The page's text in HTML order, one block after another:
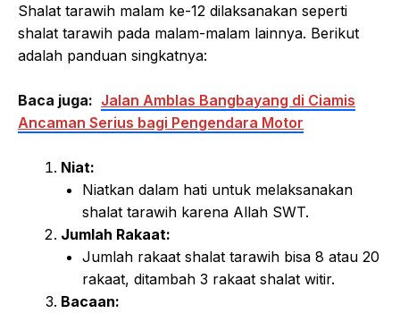
Shalat tarawih malam ke-12 dilaksanakan seperti
shalat tarawih pada malam-malam lainnya. Berikut
adalah panduan singkatnya:
Baca juga: Jalan Amblas Bangbayang di Ciamis
Ancaman Serius bagi Pengendara Motor
Niat:
Niatkan dalam hati untuk melaksanakan
shalat tarawih karena Allah SWT.
Jumlah Rakaat:
Jumlah rakaat shalat tarawih bisa 8 atau 20
rakaat, ditambah 3 rakaat shalat witir.
Bacaan: